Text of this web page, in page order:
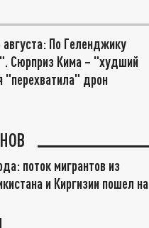
По Геленджику
Сюрприз Кима – "худший
"перехватила" дрон
поток мигрантов из
и Киргизии пошел на